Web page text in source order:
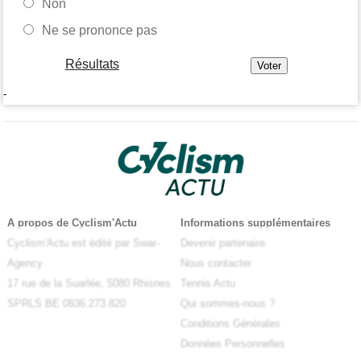
Non
Ne se prononce pas
Résultats
-
A propos de Cyclism'Actu
Cyclism'Actu est édité par Swar-
Agency
17 rue de la Suarlée, 5080 Rhisnes
SPRLS BE 0836.273.820
Informations supplémentaires
Devenir partenaire
Nous contacter
Tennis Actu
Qui sommes-nous ?
Conditions Générales
Données Personnelles